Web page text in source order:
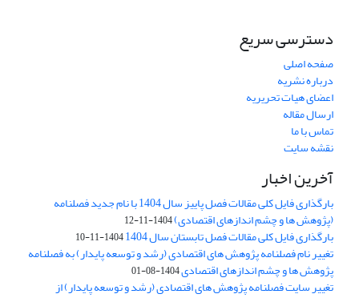
دسترسی سریع
صفحه اصلی
درباره نشریه
اعضای هیات تحریریه
ارسال مقاله
تماس با ما
نقشه سایت
آخرین اخبار
بارگذاری فایل کلی مقالات فصل پاییز سال 1404 با نام جدید فصلنامه
(پژوهش ها و چشم اندازهای اقتصادی)1404-11-12
بارگذاری فایل کلی مقالات فصل تابستان سال 1404 1404-11-10
تغییر نام فصلنامه پژوهش های اقتصادی (رشد و توسعه پایدار) به فصلنامه
پژوهش ها و چشم اندازهای اقتصادی1404-08-01
تغییر سایت فصلنامه پژوهش های اقتصادی (رشد و توسعه پایدار) از